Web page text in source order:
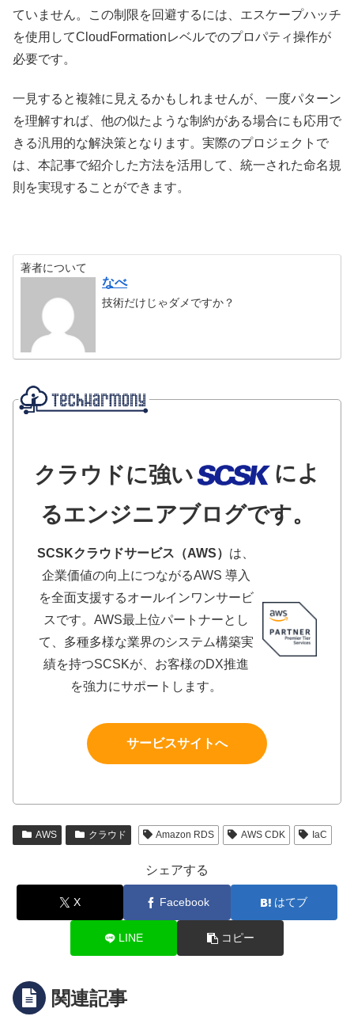
ていません。この制限を回避するには、エスケープハッチ
を使用してCloudFormationレベルでのプロパティ操作が
必要です。
一見すると複雑に見えるかもしれませんが、一度パターン
を理解すれば、他の似たような制約がある場合にも応用で
きる汎用的な解決策となります。実際のプロジェクトで
は、本記事で紹介した方法を活用して、統一された命名規
則を実現することができます。
著者について
なべ
技術だけじゃダメですか？
クラウドに強い
によ
るエンジニアブログです。
SCSKクラウドサービス（AWS） は、
企業価値の向上につながるAWS 導入
を全面支援するオールインワンサービ
スです。AWS最上位パートナーとし
て、多種多様な業界のシステム構築実
績を持つSCSKが、お客様のDX推進
を強力にサポートします。
サービスサイトへ
AWS クラウド Amazon RDS AWS CDK IaC
シェアする
X Facebook はてブ
LINE コピー
関連記事